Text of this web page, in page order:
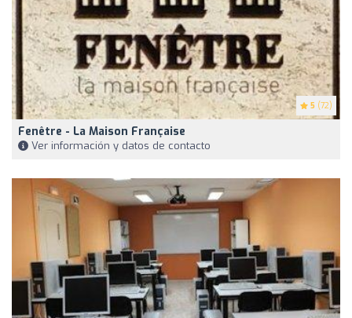
5 (72)
Fenêtre - La Maison Française
Ver información y datos de contacto